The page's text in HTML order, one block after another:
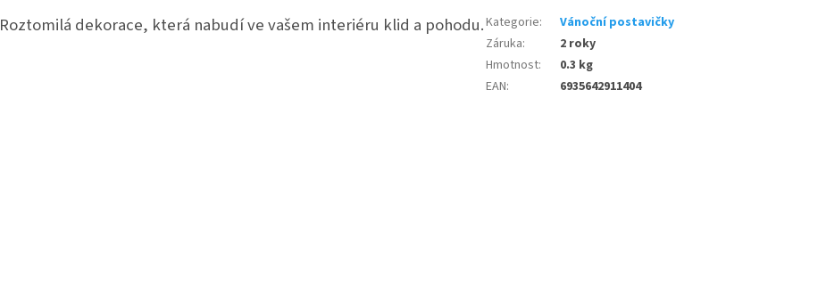
Roztomilá dekorace, která nabudí ve vašem interiéru klid a pohodu.Kategorie:
Vánoční postavičky
Záruka:
2 roky
Hmotnost:
0.3 kg
EAN: 6935642911404